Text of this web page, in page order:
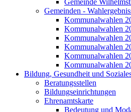
Gemeinde
Gemeinden -
Kommunalwahlen
Kommunalwahlen
Kommunalwahlen
Kommunalwahlen
Kommunalwahlen
Kommunalwahlen
Bildung, Gesundheit und
Beratungsstellen
Bildungseinrichtungen
Ehrenamtskarte
Bedeutung und